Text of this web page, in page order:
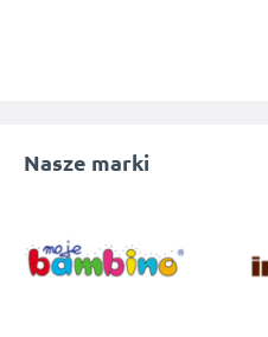
Nasze marki